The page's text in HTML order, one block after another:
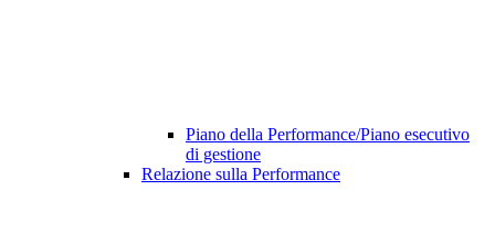
Piano della Performance/Piano esecutivo
di gestione
Relazione sulla Performance